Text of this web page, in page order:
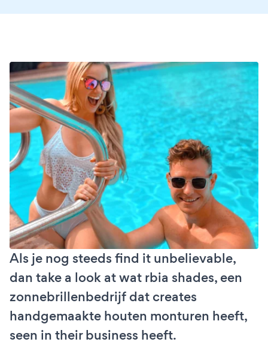
Als je nog steeds find it unbelievable,
dan take a look at wat rbia shades, een
zonnebrillenbedrijf dat creates
handgemaakte houten monturen heeft,
seen in their business heeft.